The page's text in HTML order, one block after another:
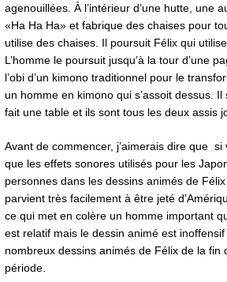
agenouillées. À l’intérieur d’une hutte, une
«Ha Ha Ha» et fabrique des chaises pour
utilise des chaises. Il poursuit Félix qui
L’homme le poursuit jusqu’à la tour d’une
l’obi d’un kimono traditionnel pour le
un homme en kimono qui s’assoit dessus.
fait une table et ils sont tous les deux assis
Avant de commencer, j’aimerais dire que
que les effets sonores utilisés pour les
personnes dans les dessins animés de
parvient très facilement à être jeté
ce qui met en colère un homme important
est relatif mais le dessin animé est
nombreux dessins animés de Félix de la
période.